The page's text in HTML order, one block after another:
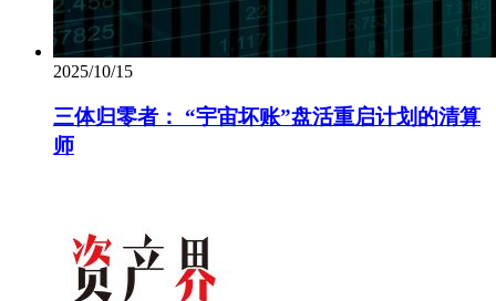
2025/10/15
三体归零者： “宇宙坏账”盘活重启计划的清算
师